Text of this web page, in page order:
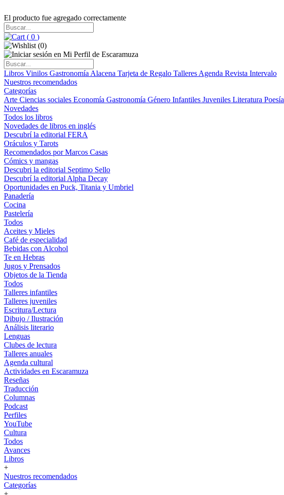
El producto fue agregado correctamente
( 0 )
(0)
Libros Vinilos Gastronomía Alacena Tarjeta de Regalo Talleres Agenda Revista Intervalo
Nuestros recomendados
Categorías
Arte Ciencias sociales Economía Gastronomía Género Infantiles Juveniles Literatura Poesía
Novedades
Todos los libros
Novedades de libros en inglés
Descubrí la editorial FERA
Oráculos y Tarots
Recomendados por Marcos Casas
Cómics y mangas
Descubri la editorial Septimo Sello
Descubrí la editorial Alpha Decay
Oportunidades en Puck, Titania y Umbriel
Panadería
Cocina
Pastelería
Todos
Aceites y Mieles
Café de especialidad
Bebidas con Alcohol
Te en Hebras
Jugos y Prensados
Objetos de la Tienda
Todos
Talleres infantiles
Talleres juveniles
Escritura/Lectura
Dibujo / Ilustración
Análisis literario
Lenguas
Clubes de lectura
Talleres anuales
Agenda cultural
Actividades en Escaramuza
Reseñas
Traducción
Columnas
Podcast
Perfiles
YouTube
Cultura
Todos
Avances
Libros
+
Nuestros recomendados
Categorías